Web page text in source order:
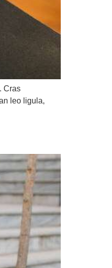
Cras
leo ligula,